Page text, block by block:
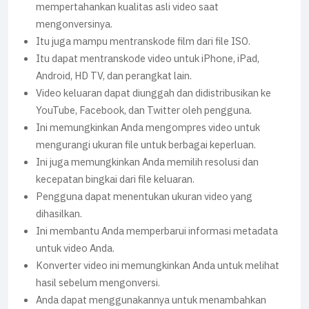
mempertahankan kualitas asli video saat
mengonversinya.
Itu juga mampu mentranskode film dari file ISO.
Itu dapat mentranskode video untuk iPhone, iPad,
Android, HD TV, dan perangkat lain.
Video keluaran dapat diunggah dan didistribusikan ke
YouTube, Facebook, dan Twitter oleh pengguna.
Ini memungkinkan Anda mengompres video untuk
mengurangi ukuran file untuk berbagai keperluan.
Ini juga memungkinkan Anda memilih resolusi dan
kecepatan bingkai dari file keluaran.
Pengguna dapat menentukan ukuran video yang
dihasilkan.
Ini membantu Anda memperbarui informasi metadata
untuk video Anda.
Konverter video ini memungkinkan Anda untuk melihat
hasil sebelum mengonversi.
Anda dapat menggunakannya untuk menambahkan